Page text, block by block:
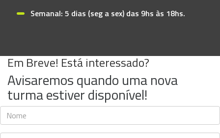
Semanal: 5 dias (seg a sex) das 9hs às 18hs.
Em Breve! Está interessado?
Avisaremos quando uma nova
turma estiver disponível!